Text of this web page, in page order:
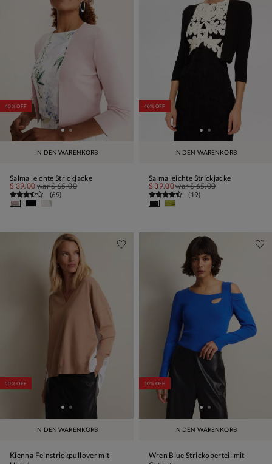
IN DEN WARENKORB
40% OFF
Salma leichte Strickjacke
$ 39.00 war$ 65.00
(69)
IN DEN WARENKORB
40% OFF
Salma leichte Strickjacke
$ 39.00war$ 65.00
(19)
IN DEN WARENKORB
50% OFF
Kienna Feinstrickpullover mit
IN DEN WARENKORB
30% OFF
Wren Blue Strickoberteil mit